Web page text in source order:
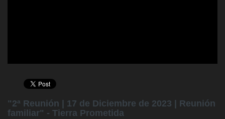
"2ª Reunión | 17 de Diciembre de 2023 | Reunión
familiar" - Tierra Prometida